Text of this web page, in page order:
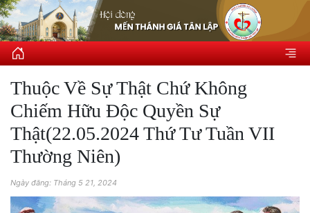
Thuộc Về Sự Thật Chứ Không
Chiếm Hữu Độc Quyền Sự
Thật(22.05.2024 Thứ Tư Tuần VII
Thường Niên)
Ngày đăng: Tháng 5 21, 2024